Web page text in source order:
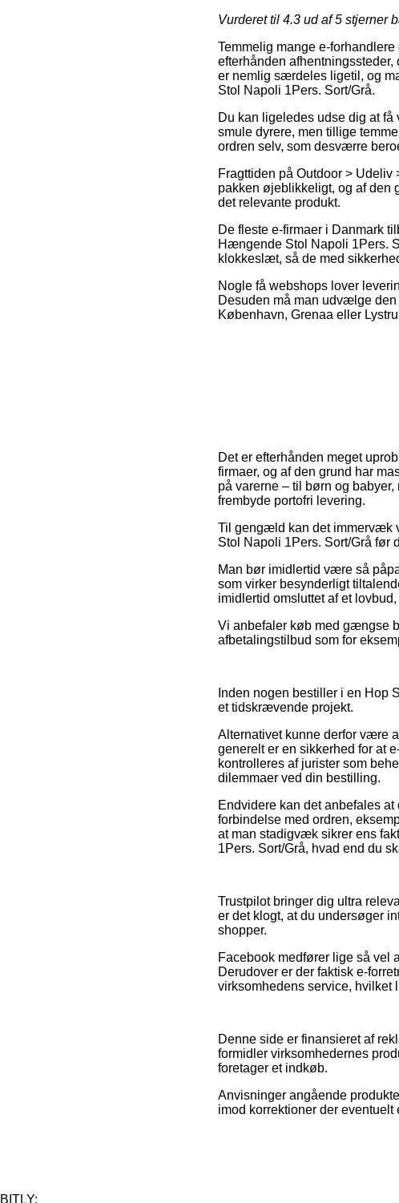
Vurderet til 4.3 ud af 5 stjerner
Temmelig mange e-
efterhånden
er nemlig særdeles ligetil, og
Stol Napoli 1Pers. Sort/Grå.
Du kan ligeledes udse dig at
smule dyrere, men tillige
ordren selv, som desværre
Fragttiden på Outdoor >
pakken øjeblikkeligt, og af den
det relevante produkt.
De fleste e-firmaer i Danmark
Hængende Stol Napoli 1Pers.
klokkeslæt, så de med
Nogle få webshops lover
Desuden må man udvælge
København, Grenaa eller
Det er efterhånden meget
firmaer, og af den grund har
på varerne – til børn og
frembyde portofri levering.
Til gengæld kan det immervæk
Stol Napoli 1Pers. Sort/Grå før
Man bør imidlertid være så
som virker besynderligt
imidlertid omsluttet af et
Vi anbefaler køb med gængse
afbetalingstilbud som for
Inden nogen bestiller i en Hop
et tidskrævende projekt.
Alternativet kunne derfor være
generelt er en sikkerhed for at
kontrolleres af jurister som
dilemmaer ved din bestilling.
Endvidere kan det anbefales
forbindelse med ordren,
at man stadigvæk sikrer ens
1Pers. Sort/Grå, hvad end du
Trustpilot bringer dig ultra
er det klogt, at du undersøger
shopper.
Facebook medfører lige så vel
Derudover er der faktisk e-
virksomhedens service, hvilket
Denne side er finansieret af
formidler virksomhedernes
foretager et indkøb.
Anvisninger angående
imod korrektioner der
BITLY: